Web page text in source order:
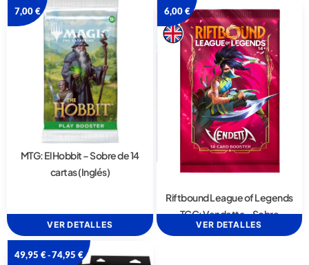
7,00€
MTG: El Hobbit – Sobre de 14
cartas (Inglés)
VER DETALLES
6,00€
Riftbound League of Legends
TCG: Vendetta – Sobre
VER DETALLES
49,95 €-74,95 €